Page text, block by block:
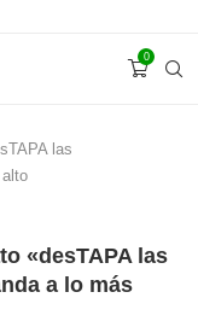
0
las
«desTAPA las
a lo más